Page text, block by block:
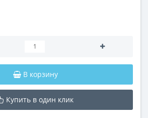
В корзину
Купить в один клик